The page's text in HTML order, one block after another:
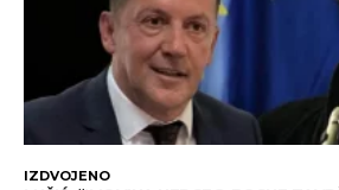
IZDVOJENO